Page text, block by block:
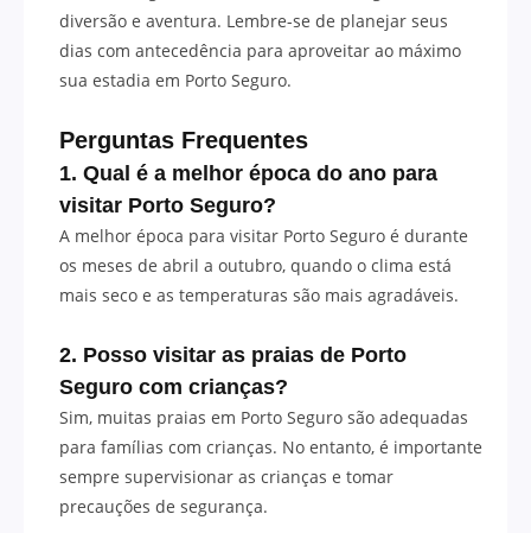
diversão e aventura. Lembre-se de planejar seus
dias com antecedência para aproveitar ao máximo
sua estadia em Porto Seguro.
Perguntas Frequentes
1. Qual é a melhor época do ano para
visitar Porto Seguro?
A melhor época para visitar Porto Seguro é durante
os meses de abril a outubro, quando o clima está
mais seco e as temperaturas são mais agradáveis.
2. Posso visitar as praias de Porto
Seguro com crianças?
Sim, muitas praias em Porto Seguro são adequadas
para famílias com crianças. No entanto, é importante
sempre supervisionar as crianças e tomar
precauções de segurança.